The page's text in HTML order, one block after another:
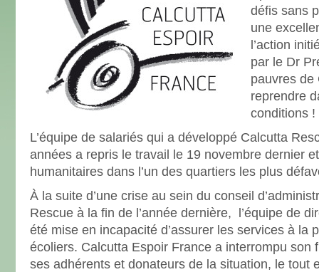
défis sans
une
l’action
par le Dr
pauvres de
reprendre
conditions
L’équipe de salariés qui a développé Calcutta
années a repris le travail le 19 novembre dernier
humanitaires dans l’un des quartiers les plus
À la suite d’une crise au sein du conseil
Rescue à la fin de l’année dernière, l’équipe de
été mise en incapacité d’assurer les services à la
écoliers. Calcutta Espoir France a interrompu
ses adhérents et donateurs de la situation, le tout